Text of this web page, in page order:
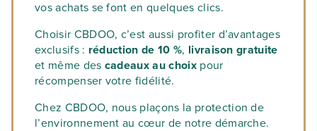
vos achats se font en quelques clics.
Choisir CBDOO, c’est aussi profiter d’avantages
exclusifs : réduction de 10 %, livraison gratuite
et même des cadeaux au choixpour
récompenser votre fidélité.
Chez CBDOO, nous plaçons la protection de
l’environnement au cœur de notre démarche.